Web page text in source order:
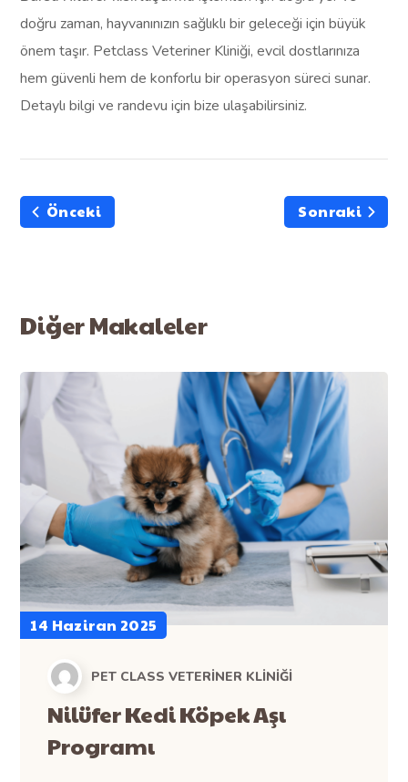
doğru zaman, hayvanınızın sağlıklı bir geleceği için büyük
önem taşır. Petclass Veteriner Kliniği, evcil dostlarınıza
hem güvenli hem de konforlu bir operasyon süreci sunar.
Detaylı bilgi ve randevu için bize ulaşabilirsiniz.
Önceki Sonraki
Diğer Makaleler
14 Haziran 2025
PET CLASS VETERINER KLINIĞI
Nilüfer Kedi Köpek Aşı
Programı